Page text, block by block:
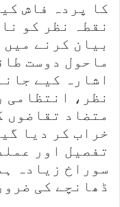
کا پردہ فاش
نقطہ نظر کو
بیان کرنے
ماحول دوست
اشارہ کیے
نظر، انتظامی
متضاد تقاضوں
خراب کر دیا
تفصیل اور
سوراخ زیادہ
ڈھانچے کی